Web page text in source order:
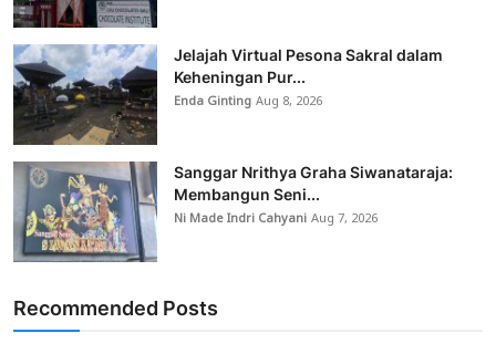
Jelajah Virtual Pesona Sakral dalam
Keheningan Pur...
Enda GintingAug 8, 2026
Sanggar Nrithya Graha Siwanataraja:
Membangun Seni...
Ni Made Indri CahyaniAug 7, 2026
Recommended Posts